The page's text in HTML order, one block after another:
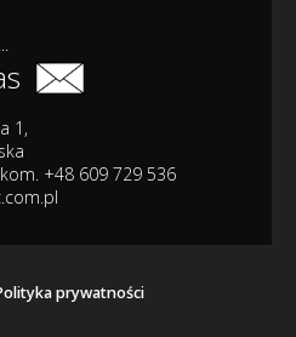
1,
+48 609 729 536
prywatności